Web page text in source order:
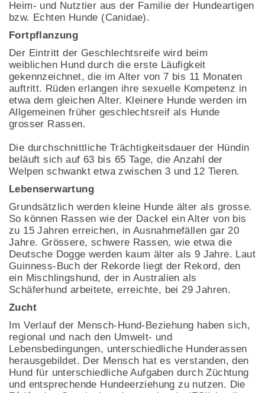
Heim- und Nutztier aus der Familie der Hundeartigen
bzw. Echten Hunde (Canidae).
Fortpflanzung
Der Eintritt der Geschlechtsreife wird beim
weiblichen Hund durch die erste Läufigkeit
gekennzeichnet, die im Alter von 7 bis 11 Monaten
auftritt. Rüden erlangen ihre sexuelle Kompetenz in
etwa dem gleichen Alter. Kleinere Hunde werden im
Allgemeinen früher geschlechtsreif als Hunde
grosser Rassen.
Die durchschnittliche Trächtigkeitsdauer der Hündin
beläuft sich auf 63 bis 65 Tage, die Anzahl der
Welpen schwankt etwa zwischen 3 und 12 Tieren.
Lebenserwartung
Grundsätzlich werden kleine Hunde älter als grosse.
So können Rassen wie der Dackel ein Alter von bis
zu 15 Jahren erreichen, in Ausnahmefällen gar 20
Jahre. Grössere, schwere Rassen, wie etwa die
Deutsche Dogge werden kaum älter als 9 Jahre. Laut
Guinness-Buch der Rekorde liegt der Rekord, den
ein Mischlingshund, der in Australien als
Schäferhund arbeitete, erreichte, bei 29 Jahren.
Zucht
Im Verlauf der Mensch-Hund-Beziehung haben sich,
regional und nach den Umwelt- und
Lebensbedingungen, unterschiedliche Hunderassen
herausgebildet. Der Mensch hat es verstanden, den
Hund für unterschiedliche Aufgaben durch Züchtung
und entsprechende Hundeerziehung zu nutzen. Die